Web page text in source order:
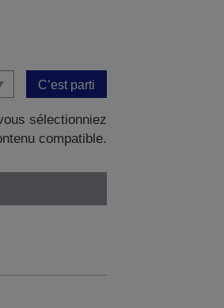
C’est parti
sélectionniez
compatible.